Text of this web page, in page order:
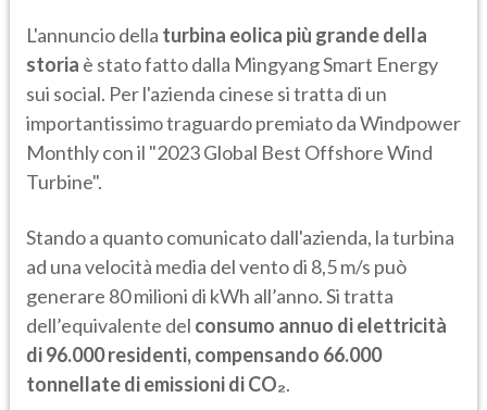
L'annuncio della turbina eolica più grande della
storia è stato fatto dalla Mingyang Smart Energy
sui social. Per l'azienda cinese si tratta di un
importantissimo traguardo premiato da Windpower
Monthly con il "2023 Global Best Offshore Wind
Turbine".
Stando a quanto comunicato dall'azienda, la turbina
ad una velocità media del vento di 8,5 m/s può
generare 80 milioni di kWh all’anno. Si tratta
dell’equivalente del consumo annuo di elettricità
di 96.000 residenti, compensando 66.000
tonnellate di emissioni di CO₂.